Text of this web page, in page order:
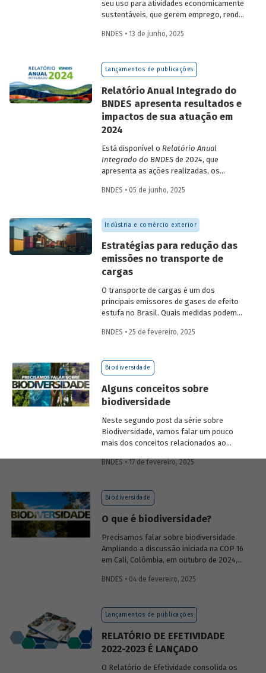
seu uso para atividades economicamente
sustentáveis, que gerem emprego, renda
vive nessas regiões, não são excludentes.
desafio para a gestão e preservação das
florestas e da possibilidade de utilização
privado para viabilizar o desenvolvimento
sustentável nessas regiões.
BNDES • 13 de junho, 2025
Lançamentos de publicações
Relatório Anual Integrado do
BNDES apresenta resultados e
impactos de sua atuação em
2024
Está disponível o Relatório Anual
Integrado do BNDESde 2024, que
apresenta as ações realizadas, os
sua atuação no ano passado. O
contribuiu com a retomada do
crescimento do país, tendo se fortalecido
como grande vetor da
neoindustrialização e do fomento à
inovação, à transição energética, à
economia verde e aos investimentos de
BNDES • 05 de junho, 2025
Indústria e comércio exterior
Estratégias para redução das
emissões no transporte de
cargas
O transporte de cargas é um dos
principais emissores de gases de efeito
estufa no Brasil. Quais medidas podem
ambiental? Confira as estratégias que
BNDES • 25 de fevereiro, 2025
Biodiversidade
Alguns conceitos sobre
biodiversidade
Neste segundo postda série sobre
Biodiversidade, vamos falar um pouco
mais dos conceitos relacionados ao
ecossistêmicos, entre outros.
BNDES • 17 de fevereiro, 2025
Biodiversidade
O que é biodiversidade?
Precisamos falar sobre biodiversidade.
Ampliando a discussão iniciada na COP 16
em Cali, Colômbia, em outubro de 2024,
(anteriormente divulgados sob forma de
os conceitos a ela relacionados, o
contexto atual das discussões sobre o
setores se relacionam com o assunto.
BNDES • 04 de fevereiro, 2025
Lançamentos de publicações
RELATÓRIO DE EFETIVIDADE
2022-2023 É LANÇADO
O Relatório de Efetividade consolida os